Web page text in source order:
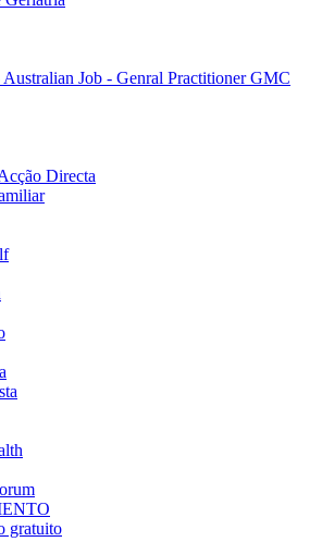
Job - Genral Practitioner GMC
Directa
gratuito